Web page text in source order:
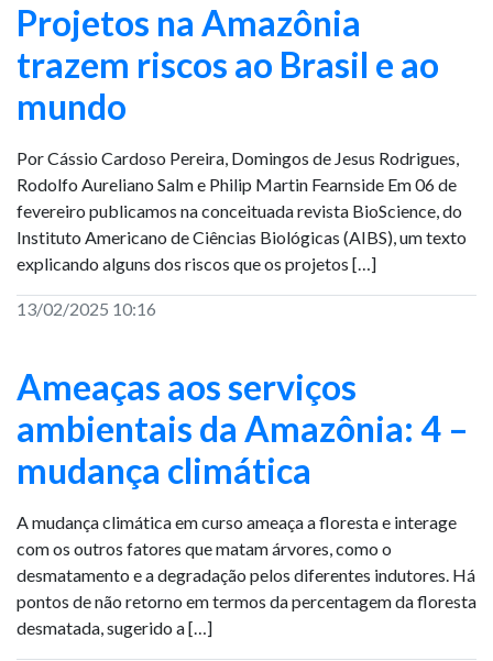
Projetos na Amazônia
trazem riscos ao Brasil e ao
mundo
Por Cássio Cardoso Pereira, Domingos de Jesus Rodrigues,
Rodolfo Aureliano Salm e Philip Martin Fearnside Em 06 de
fevereiro publicamos na conceituada revista BioScience, do
Instituto Americano de Ciências Biológicas (AIBS), um texto
explicando alguns dos riscos que os projetos […]
13/02/2025 10:16
Ameaças aos serviços
ambientais da Amazônia: 4 –
mudança climática
A mudança climática em curso ameaça a floresta e interage
com os outros fatores que matam árvores, como o
desmatamento e a degradação pelos diferentes indutores. Há
pontos de não retorno em termos da percentagem da floresta
desmatada, sugerido a […]